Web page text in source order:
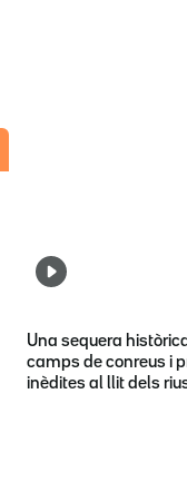
Una sequera
camps de conreus i
inèdites al llit dels